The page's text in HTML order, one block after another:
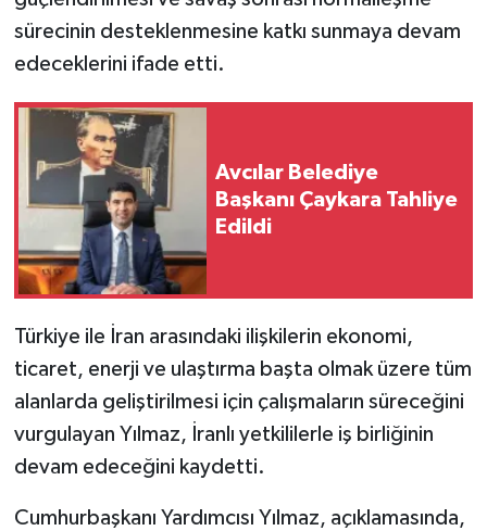
sürecinin desteklenmesine katkı sunmaya devam
edeceklerini ifade etti.
Avcılar Belediye
Başkanı Çaykara Tahliye
Edildi
Türkiye ile İran arasındaki ilişkilerin ekonomi,
ticaret, enerji ve ulaştırma başta olmak üzere tüm
alanlarda geliştirilmesi için çalışmaların süreceğini
vurgulayan Yılmaz, İranlı yetkililerle iş birliğinin
devam edeceğini kaydetti.
Cumhurbaşkanı Yardımcısı Yılmaz, açıklamasında,